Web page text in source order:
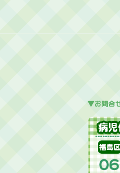
▼お問合